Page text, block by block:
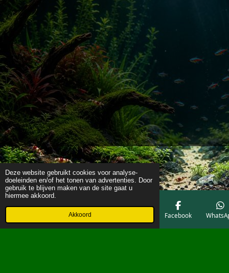
Deze website gebruikt cookies voor analyse-
doeleinden en/of het tonen van advertenties. Door
gebruik te blijven maken van de site gaat u
hiermee akkoord.
Akkoord
Telefoonnummer Facebook